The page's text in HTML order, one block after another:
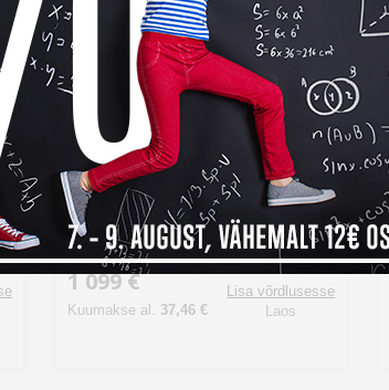
Kenko binokkel VC Smart 15x42
Cellarto WP
1 099 €
Kuumakse al. 37,46 €
Lisa võrdlusesse
Laos